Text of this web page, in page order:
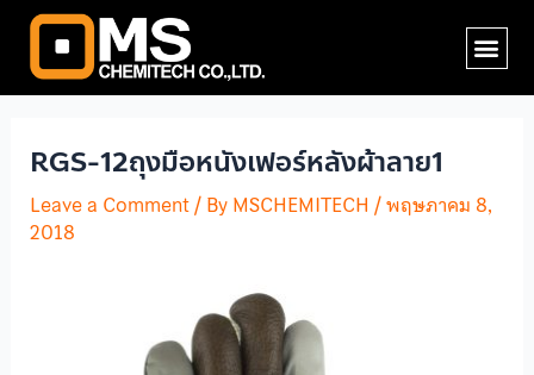
Skip
content
RGS-12ถุงมือหนังเฟอร์หลังผ้าลาย1
Leave a Comment/ ByMSCHEMITECH /พฤษภาคม 8,
2018
Post
navigation